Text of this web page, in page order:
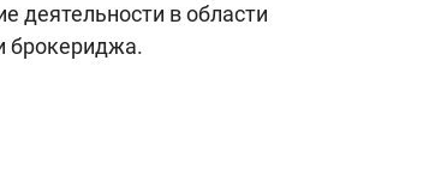
деятельности в области
брокериджа.